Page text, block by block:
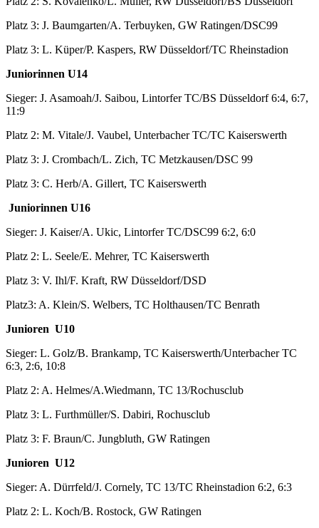
Platz 3: J. Baumgarten/A. Terbuyken, GW Ratingen/DSC99
Platz 3: L. Küper/P. Kaspers, RW Düsseldorf/TC Rheinstadion
Juniorinnen U14
Sieger: J. Asamoah/J. Saibou, Lintorfer TC/BS Düsseldorf 6:4, 6:7,
11:9
Platz 2: M. Vitale/J. Vaubel, Unterbacher TC/TC Kaiserswerth
Platz 3: J. Crombach/L. Zich, TC Metzkausen/DSC 99
Platz 3: C. Herb/A. Gillert, TC Kaiserswerth
Juniorinnen U16
Sieger: J. Kaiser/A. Ukic, Lintorfer TC/DSC99 6:2, 6:0
Platz 2: L. Seele/E. Mehrer, TC Kaiserswerth
Platz 3: V. Ihl/F. Kraft, RW Düsseldorf/DSD
Platz3: A. Klein/S. Welbers, TC Holthausen/TC Benrath
Junioren U10
Sieger: L. Golz/B. Brankamp, TC Kaiserswerth/Unterbacher TC
6:3, 2:6, 10:8
Platz 2: A. Helmes/A.Wiedmann, TC 13/Rochusclub
Platz 3: L. Furthmüller/S. Dabiri, Rochusclub
Platz 3: F. Braun/C. Jungbluth, GW Ratingen
Junioren U12
Sieger: A. Dürrfeld/J. Cornely, TC 13/TC Rheinstadion 6:2, 6:3
Platz 2: L. Koch/B. Rostock, GW Ratingen